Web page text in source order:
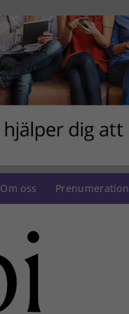
Om oss Prenumeration